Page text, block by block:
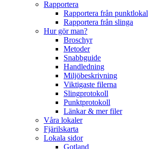
Rapportera
Rapportera från punktlokal
Rapportera från slinga
Hur gör man?
Broschyr
Metoder
Snabbguide
Handledning
Miljöbeskrivning
Viktigaste filerna
Slingprotokoll
Punktprotokoll
Länkar & mer filer
Våra lokaler
Fjärilskarta
Lokala sidor
Gotland